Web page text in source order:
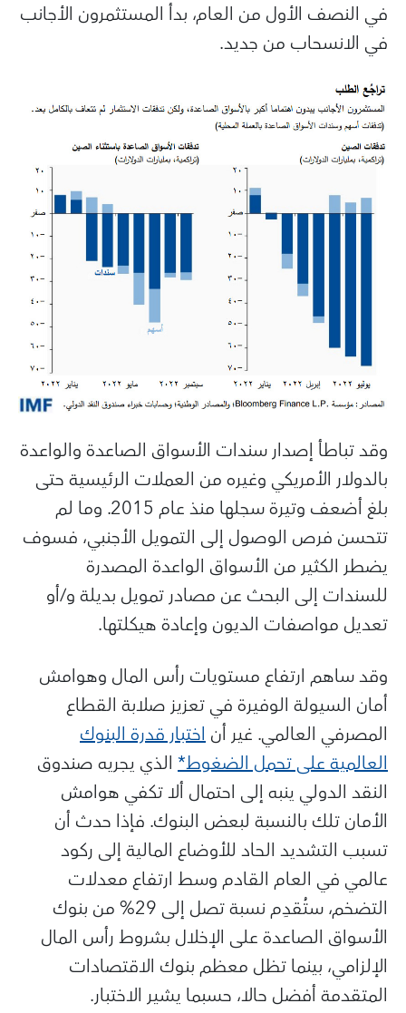
في النصف الأول من العام، بدأ المستثمرون الأجانب
في الانسحاب من جديد.
وقد تباطأ إصدار سندات الأسواق الصاعدة والواعدة
بالدولار الأمريكي وغيره من العملات الرئيسية حتى
بلغ أضعف وتيرة سجلها منذ عام 2015. وما لم
تتحسن فرص الوصول إلى التمويل الأجنبي، فسوف
يضطر الكثير من الأسواق الواعدة المصدرة
للسندات إلى البحث عن مصادر تمويل بديلة و/أو
تعديل مواصفات الديون وإعادة هيكلتها.
وقد ساهم ارتفاع مستويات رأس المال وهوامش
أمان السيولة الوفيرة في تعزيز صلابة القطاع
المصرفي العالمي. غير أناختبار قدرة البنوك
العالمية على تحمل الضغوط* الذي يجريه صندوق
النقد الدولي ينبه إلى احتمال ألا تكفي هوامش
الأمان تلك بالنسبة لبعض البنوك. فإذا حدث أن
تسبب التشديد الحاد للأوضاع المالية إلى ركود
عالمي في العام القادم وسط ارتفاع معدلات
التضخم، ستُقدِم نسبة تصل إلى 29% من بنوك
الأسواق الصاعدة على الإخلال بشروط رأس المال
الإلزامي، بينما تظل معظم بنوك الاقتصادات
المتقدمة أفضل حالا، حسبما يشير الاختبار.